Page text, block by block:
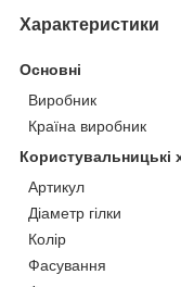
Характеристики
Основні
Виробник
Країна виробник
Користувальницькі
Артикул
Діаметр гілки
Колір
Фасування